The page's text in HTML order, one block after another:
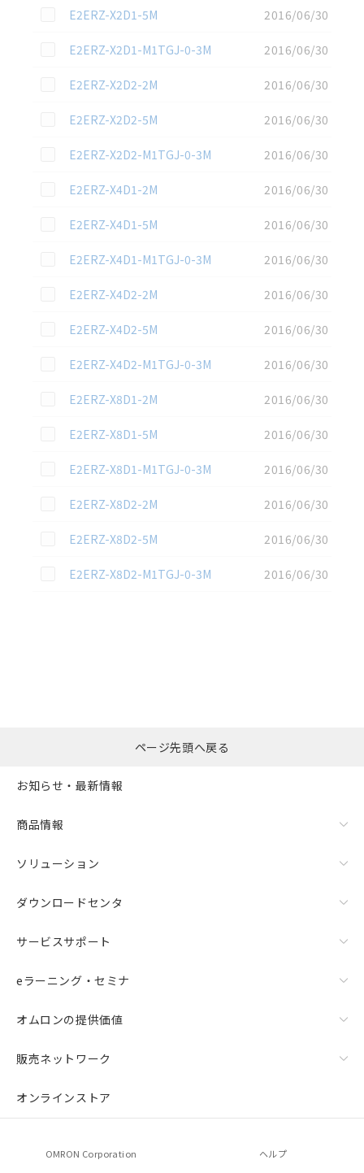
この資料を選択
E2ERZ-X2D1-5M
2016/06/30
この資料を選択
E2ERZ-X2D1-M1TGJ-0-3M
2016/06/30
この資料を選択
E2ERZ-X2D2-2M
2016/06/30
この資料を選択
E2ERZ-X2D2-5M
2016/06/30
この資料を選択
E2ERZ-X2D2-M1TGJ-0-3M
2016/06/30
この資料を選択
E2ERZ-X4D1-2M
2016/06/30
この資料を選択
E2ERZ-X4D1-5M
2016/06/30
この資料を選択
E2ERZ-X4D1-M1TGJ-0-3M
2016/06/30
この資料を選択
E2ERZ-X4D2-2M
2016/06/30
この資料を選択
E2ERZ-X4D2-5M
2016/06/30
この資料を選択
E2ERZ-X4D2-M1TGJ-0-3M
2016/06/30
この資料を選択
E2ERZ-X8D1-2M
2016/06/30
この資料を選択
E2ERZ-X8D1-5M
2016/06/30
この資料を選択
E2ERZ-X8D1-M1TGJ-0-3M
2016/06/30
この資料を選択
E2ERZ-X8D2-2M
2016/06/30
この資料を選択
E2ERZ-X8D2-5M
2016/06/30
この資料を選択
E2ERZ-X8D2-M1TGJ-0-3M 2016/06/30
括ダウンロード
ページ先頭へ戻る
お知らせ・最新情報
商品情報
ソリューション
ダウンロードセンタ
サービスサポート
eラーニング・セミナ
オムロンの提供価値
販売ネットワーク
オンラインストア
OMRON Corporation ヘルプ